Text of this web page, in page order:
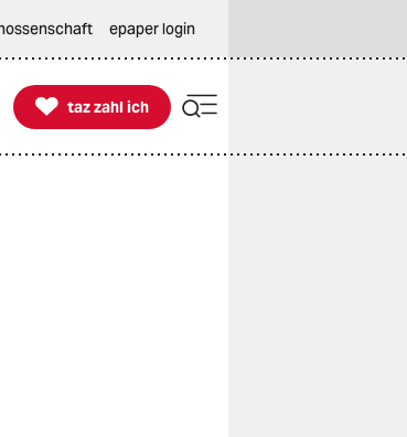
epaper login

taz zahl ich
taz zahl ich